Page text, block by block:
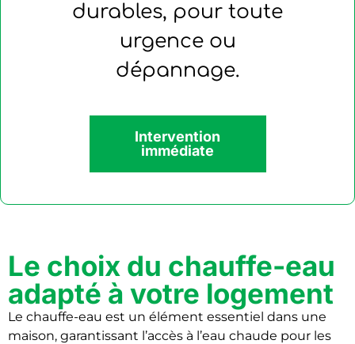
durables, pour toute
urgence ou
dépannage.
Intervention
immédiate
Le choix du chauffe-eau
adapté à votre logement
Le chauffe-eau est un élément essentiel dans une
maison, garantissant l’accès à l’eau chaude pour les